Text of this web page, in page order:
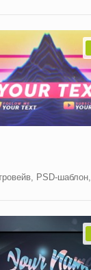
, PSD-шаблон,